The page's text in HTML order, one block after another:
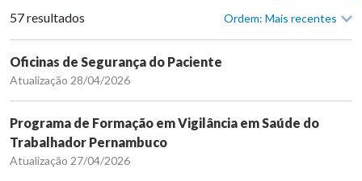
57 resultados Ordem: Mais recentes
Oficinas de Segurança do Paciente
Atualização 28/04/2026
Programa de Formação em Vigilância em Saúde do
Trabalhador Pernambuco
Atualização 27/04/2026